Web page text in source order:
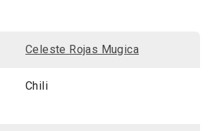
Celeste Rojas Mugica
Chili